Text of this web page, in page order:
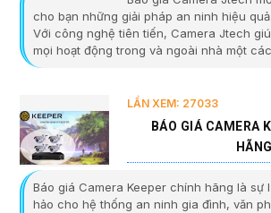
cho bạn những giải pháp an ninh hiệu
Với công nghệ tiên tiến, Camera Jtech
mọi hoạt động trong và ngoài nhà một
LẦN XEM: 27033
BÁO GIÁ CAMERA
HÃNG
Báo giá Camera Keeper chính hãng là sự
hảo cho hệ thống an ninh gia đình, văn